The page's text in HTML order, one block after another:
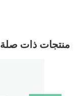
منتجات ذات صلة